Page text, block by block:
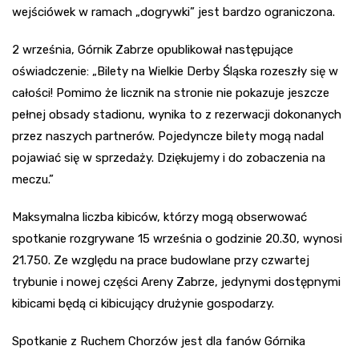
wejściówek w ramach „dogrywki” jest bardzo ograniczona.
2 września, Górnik Zabrze opublikował następujące
oświadczenie: „Bilety na Wielkie Derby Śląska rozeszły się w
całości! Pomimo że licznik na stronie nie pokazuje jeszcze
pełnej obsady stadionu, wynika to z rezerwacji dokonanych
przez naszych partnerów. Pojedyncze bilety mogą nadal
pojawiać się w sprzedaży. Dziękujemy i do zobaczenia na
meczu.”
Maksymalna liczba kibiców, którzy mogą obserwować
spotkanie rozgrywane 15 września o godzinie 20.30, wynosi
21.750. Ze względu na prace budowlane przy czwartej
trybunie i nowej części Areny Zabrze, jedynymi dostępnymi
kibicami będą ci kibicujący drużynie gospodarzy.
Spotkanie z Ruchem Chorzów jest dla fanów Górnika